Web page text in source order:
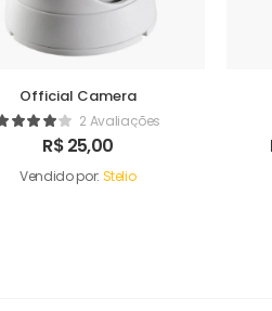
Official Camera
2 Avaliações
R$25,00
Vendido por: Stelio